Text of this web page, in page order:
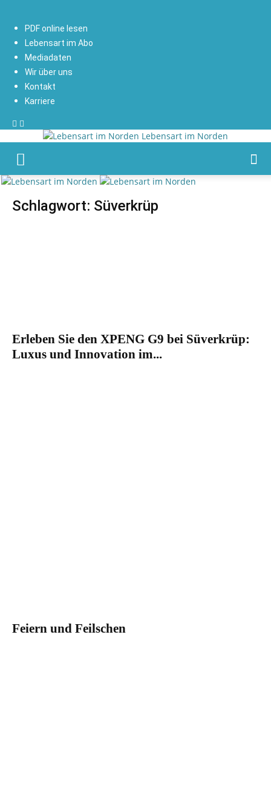
PDF online lesen
Lebensart im Abo
Mediadaten
Wir über uns
Kontakt
Karriere
Lebensart im Norden
Schlagwort: Süverkrüp
Erleben Sie den XPENG G9 bei Süverkrüp:
Luxus und Innovation im...
Feiern und Feilschen